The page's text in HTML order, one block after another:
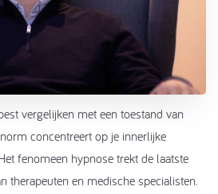
vergelijken met een toestand van
concentreert op je innerlijke
fenomeen hypnose trekt de laatste
therapeuten en medische specialisten.